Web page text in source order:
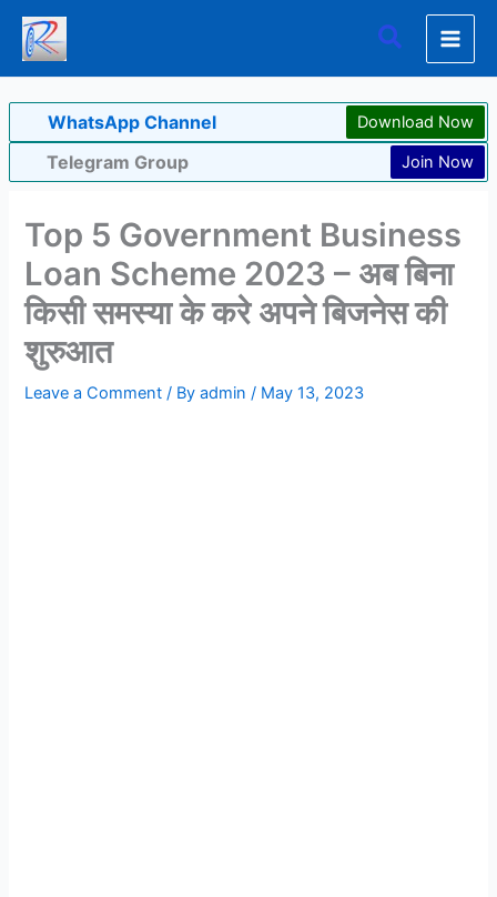
Skip
content
Search
WhatsApp Channel Download Now
Telegram Group Join Now
Top 5 Government Business
Loan Scheme 2023 – अब बिना
किसी समस्या के करे अपने बिजनेस की
शुरुआत
Leave a Comment / Byadmin/ May 13, 2023